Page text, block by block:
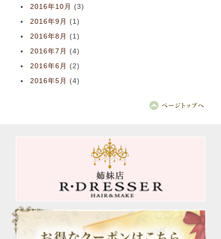
2016年10月
(3)
2016年9月
(1)
2016年8月
(1)
2016年7月
(4)
2016年6月
(2)
2016年5月
(4)